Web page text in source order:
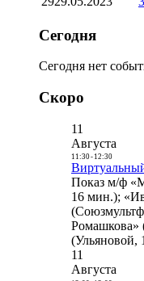
Сегодня
Сегодня нет
Скоро
11
Августа
11:30- 12:30
Показ м/ф
16 мин.);
Ромашкова»
(Ульяновой,
11
Августа